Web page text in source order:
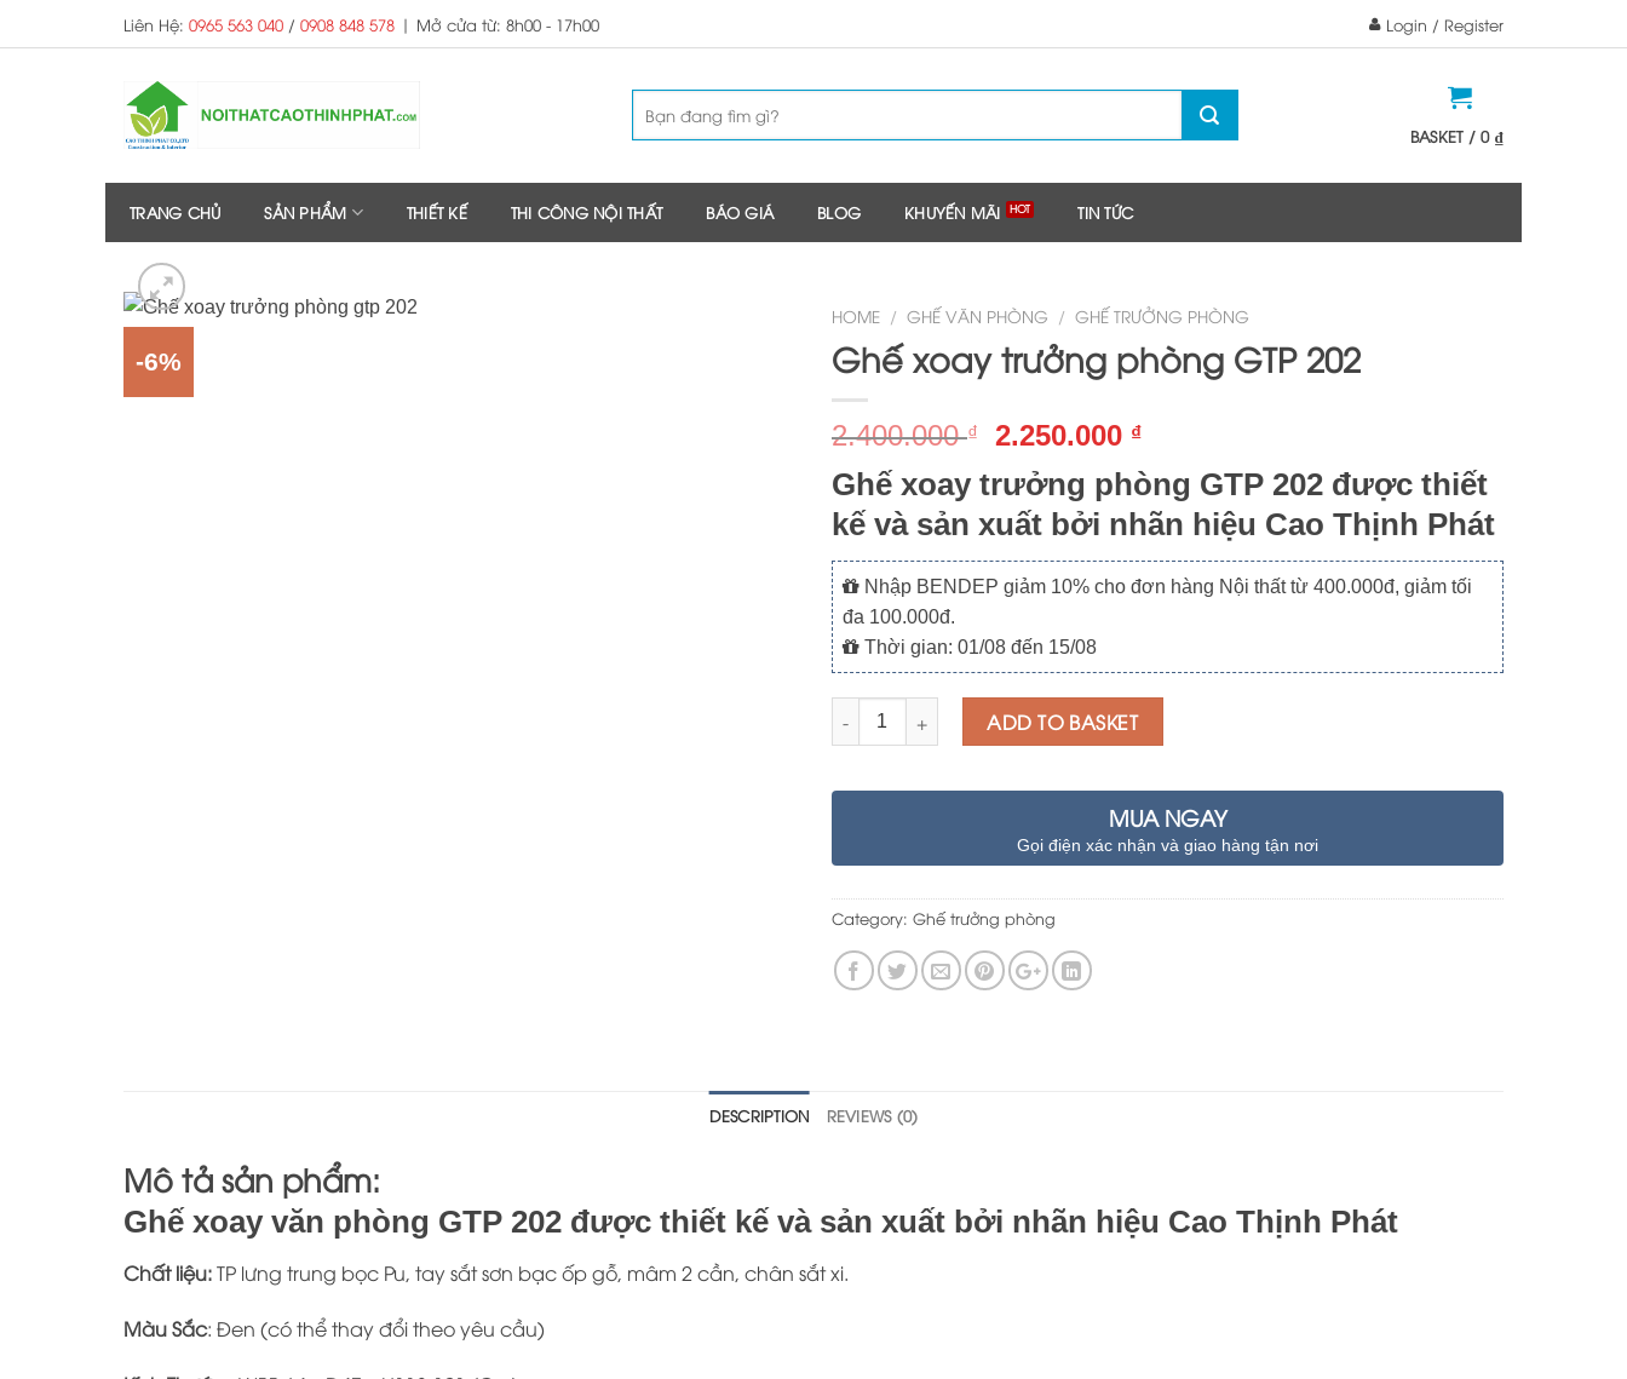
to
Liên Hệ: 0965 563 040 / 0908 848 578 | Mở cửa từ: 8h00 - 17h00 Login / Register
BASKET /0 ₫
TRANG CHỦ SẢN PHẨM THIẾT KẾ THI CÔNG NỘI THẤT BÁO GIÁ BLOG KHUYẾN MÃI TIN TỨC
-6%
HOME / GHẾ VĂN PHÒNG / GHẾ TRƯỞNG PHÒNG
Ghế xoay trưởng phòng GTP 202
2.400.000₫ 2.250.000 ₫
Ghế xoay trưởng phòng GTP 202 được thiết
kế và sản xuất bởi nhãn hiệu Cao Thịnh Phát
Nhập BENDEP giảm 10% cho đơn hàng Nội thất từ 400.000đ, giảm tối
đa 100.000đ.
Thời gian: 01/08 đến 15/08
Quantity ADD TO BASKET
MUA NGAY
Gọi điện xác nhận và giao hàng tận nơi
Category: Ghế trưởng phòng
DESCRIPTION REVIEWS (0)
Mô tả sản phẩm:
Ghế xoay văn phòng GTP 202 được thiết kế và sản xuất bởi nhãn hiệu Cao Thịnh Phát
Chất liệu:TP lưng trung bọc Pu, tay sắt sơn bạc ốp gỗ, mâm 2 cần, chân sắt xi.
Màu Sắc: Đen (có thể thay đổi theo yêu cầu)